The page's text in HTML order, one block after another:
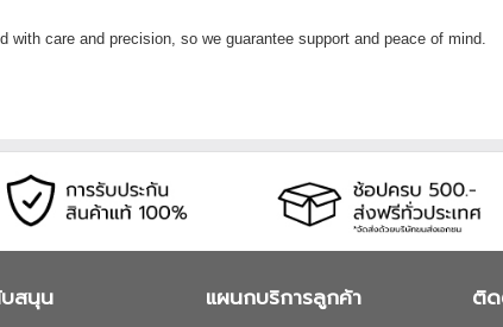
with care and precision, so we guarantee support and peace of mind.
สนุน แผนกบริการลูกค้า ติ